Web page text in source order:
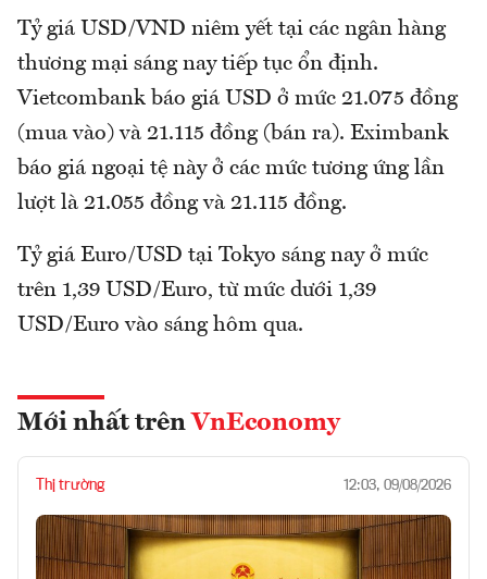
Tỷ giá USD/VND niêm yết tại các ngân hàng
thương mại sáng nay tiếp tục ổn định.
Vietcombank báo giá USD ở mức 21.075 đồng
(mua vào) và 21.115 đồng (bán ra). Eximbank
báo giá ngoại tệ này ở các mức tương ứng lần
lượt là 21.055 đồng và 21.115 đồng.
Tỷ giá Euro/USD tại Tokyo sáng nay ở mức
trên 1,39 USD/Euro, từ mức dưới 1,39
USD/Euro vào sáng hôm qua.
Mới nhất trên VnEconomy
Thị trường 12:03, 09/08/2026